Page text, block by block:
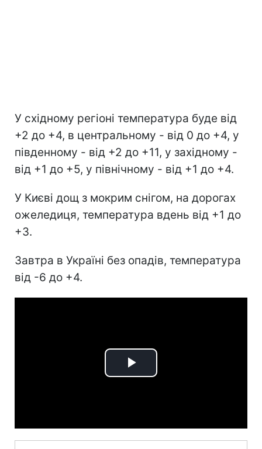
У східному регіоні температура буде від
+2 до +4, в центральному - від 0 до +4, у
південному - від +2 до +11, у західному -
від +1 до +5, у північному - від +1 до +4.
У Києві дощ з мокрим снігом, на дорогах
ожеледиця, температура вдень від +1 до
+3.
Завтра в Україні без опадів, температура
від -6 до +4.
Play